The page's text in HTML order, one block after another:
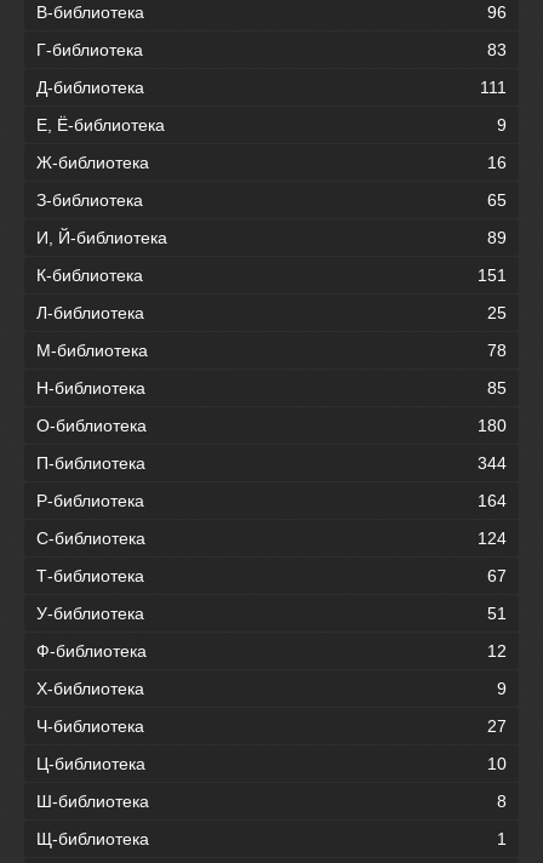
В-библиотека
96
Г-библиотека
83
Д-библиотека
111
Е, Ё-библиотека
9
Ж-библиотека
16
З-библиотека
65
И, Й-библиотека
89
К-библиотека
151
Л-библиотека
25
М-библиотека
78
Н-библиотека
85
О-библиотека
180
П-библиотека
344
Р-библиотека
164
С-библиотека
124
Т-библиотека
67
У-библиотека
51
Ф-библиотека
12
Х-библиотека
9
Ч-библиотека
27
Ц-библиотека
10
Ш-библиотека
8
Щ-библиотека
1